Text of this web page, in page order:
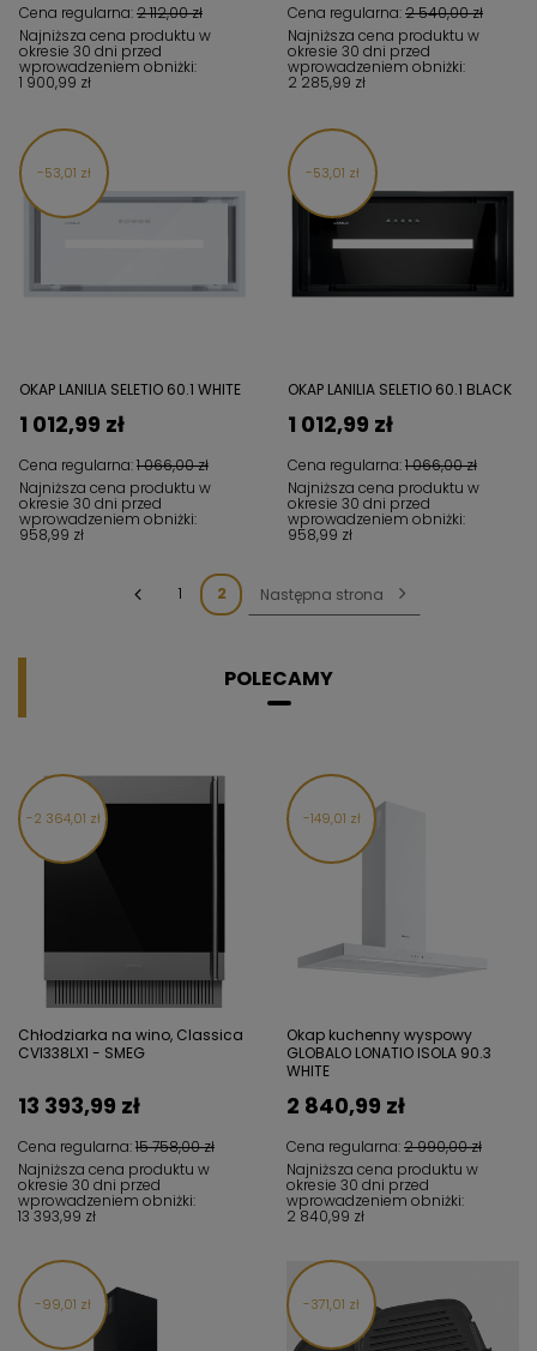
Cena regularna:2 112,00 zł
Najniższa cena produktu w
okresie 30 dni przed
wprowadzeniem obniżki:
1 900,99 zł
Cena regularna:2 540,00 zł
Najniższa cena produktu w
okresie 30 dni przed
wprowadzeniem obniżki:
2 285,99 zł
53,01 zł
OKAP LANILIA SELETIO 60.1 WHITE
Cena regularna:1 066,00 zł
1 012,99 zł
Najniższa cena produktu w
okresie 30 dni przed
wprowadzeniem obniżki:
958,99 zł
53,01 zł
OKAP LANILIA SELETIO 60.1 BLACK
Cena regularna:1 066,00 zł
1 012,99 zł
Najniższa cena produktu w
okresie 30 dni przed
wprowadzeniem obniżki:
958,99 zł
1 2 Następna strona
POLECAMY
2 364,01 zł
Chłodziarka na wino, Classica
CVI338LX1 - SMEG
Cena regularna:15 758,00 zł
13 393,99 zł
Najniższa cena produktu w
okresie 30 dni przed
wprowadzeniem obniżki:
13 393,99 zł
149,01 zł
Okap kuchenny wyspowy
GLOBALO LONATIO ISOLA 90.3
WHITE
Cena regularna:2 990,00 zł
2 840,99 zł
Najniższa cena produktu w
okresie 30 dni przed
wprowadzeniem obniżki:
2 840,99 zł
99,01 zł 371,01 zł